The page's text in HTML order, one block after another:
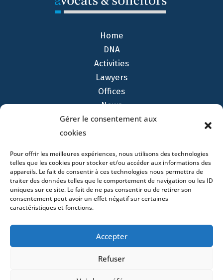
Gérer le consentement aux
cookies
Pour offrir les meilleures expériences, nous utilisons des technologies
telles que les cookies pour stocker et/ou accéder aux informations des
appareils. Le fait de consentir à ces technologies nous permettra de
traiter des données telles que le comportement de navigation ou les ID
uniques sur ce site. Le fait de ne pas consentir ou de retirer son
consentement peut avoir un effet négatif sur certaines
caractéristiques et fonctions.
Accepter
Refuser
Home
DNA
Activities
Lawyers
Offices
News
Contact
- 4 square Édouard VII – 75009 Paris – France –
+33 (0)1 53 76 91 00
- 15 quai Lamandé –
76600 Le Havre – France –+33 (0)2 35 22 18 88
3 boulevard de Louvain – 13008 Marseille – France –
+33 (0)4 86 68 49 14
- 148 rue Sainte-
Catherine – 33000 Bordeaux – France -
+33 (0)5 40 25 69 11
- Rue de Chantepoulet 10 -
1201 Genève – Suisse - +33 (0)1 53 76 91 00